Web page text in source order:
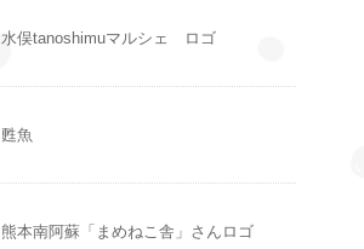
水俣tanoshimuマルシェ ロゴ
甦魚
熊本南阿蘇「まめねこ舎」さんロゴ